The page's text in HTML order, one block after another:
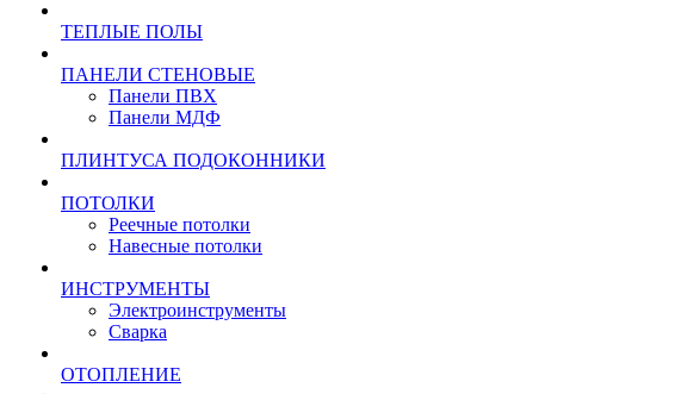
ТЕПЛЫЕ ПОЛЫ
ПАНЕЛИ СТЕНОВЫЕ
Панели ПВХ
Панели МДФ
ПЛИНТУСА ПОДОКОННИКИ
ПОТОЛКИ
Реечные потолки
Навесные потолки
ИНСТРУМЕНТЫ
Электроинструменты
Сварка
ОТОПЛЕНИЕ